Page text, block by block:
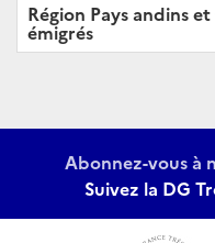
Région Pays andins
émigrés
Abonnez-vous
Suivez la DG